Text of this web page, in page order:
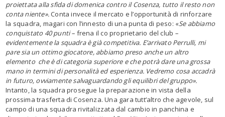
proiettata alla sfida di domenica contro il Cosenza, tutto il resto non
conta niente».Conta invece il mercato e l’opportunità di rinforzare
la squadra, magari con l’innesto di una punta di peso: «Se abbiamo
conquistato 40 punti – frena il co proprietario del club –
evidentemente la squadra è già competitiva. E’arrivato Perrulli, mi
pare sia un ottimo giocatore, abbiamo preso anche un altro
elemento che è di categoria superiore e che potrà dare una grossa
mano in termini di personalità ed esperienza. Vedremo cosa accadrà
in futuro, ovviamente salvaguardando gli equilibri del gruppo».
Intanto, la squadra prosegue la preparazione in vista della
prossima trasferta di Cosenza. Una gara tutt’altro che agevole, sul
campo di una squadra rivitalizzata dal cambio in panchina e